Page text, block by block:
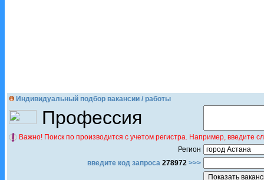
Индивидуальный подбор вакансии / работы
Профессия
Важно! Поиск по производится с учетом регистра. Например,
Регион
введите код запроса 278972 >>>